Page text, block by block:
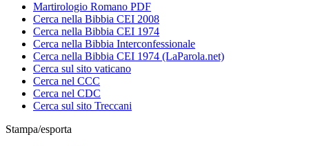
Martirologio Romano PDF
Cerca nella Bibbia CEI 2008
Cerca nella Bibbia CEI 1974
Cerca nella Bibbia Interconfessionale
Cerca nella Bibbia CEI 1974 (LaParola.net)
Cerca sul sito vaticano
Cerca nel CCC
Cerca nel CDC
Cerca sul sito Treccani
Stampa/esporta